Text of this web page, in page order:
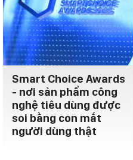
Smart Choice Awards
- nơi sản phẩm công
nghệ tiêu dùng được
soi bằng con mắt
người dùng thật